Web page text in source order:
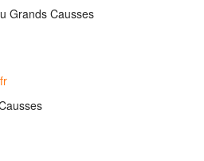
Grands Causses